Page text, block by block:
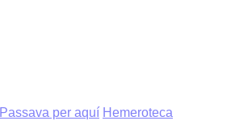
Passava per aquí Hemeroteca